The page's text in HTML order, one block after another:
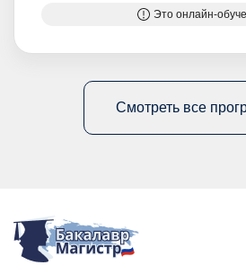
Это онлайн-
Смотреть все